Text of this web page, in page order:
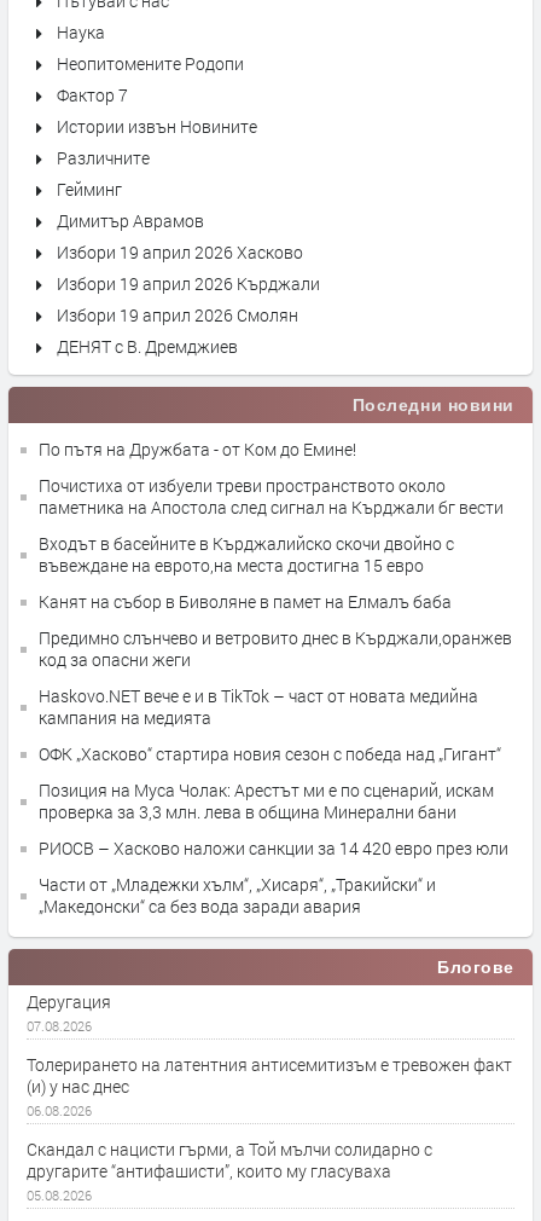
Наука
Неопитомените Родопи
Фактор 7
Истории извън Новините
Различните
Гейминг
Димитър Аврамов
Избори 19 април 2026 Хасково
Избори 19 април 2026 Кърджали
Избори 19 април 2026 Смолян
ДЕНЯТ с В. Дремджиев
Последни новини
По пътя на Дружбата - от Ком до Емине!
Почистиха от избуели треви пространството около
паметника на Апостола след сигнал на Кърджали бг вести
Входът в басейните в Кърджалийско скочи двойно с
въвеждане на еврото,на места достигна 15 евро
Канят на събор в Биволяне в памет на Елмалъ баба
Предимно слънчево и ветровито днес в Кърджали,оранжев
код за опасни жеги
Haskovo.NET вече е и в TikTok – част от новата медийна
кампания на медията
ОФК „Хасково“ стартира новия сезон с победа над „Гигант“
Позиция на Муса Чолак: Арестът ми е по сценарий, искам
проверка за 3,3 млн. лева в община Минерални бани
РИОСВ – Хасково наложи санкции за 14 420 евро през юли
Части от „Младежки хълм“, „Хисаря“, „Тракийски“ и
„Македонски“ са без вода заради авария
Блогове
Деругация
07.08.2026
Толерирането на латентния антисемитизъм е тревожен факт
(и) у нас днес
06.08.2026
Скандал с нацисти гърми, а Той мълчи солидарно с
другарите “антифашисти”, които му гласуваха
05.08.2026